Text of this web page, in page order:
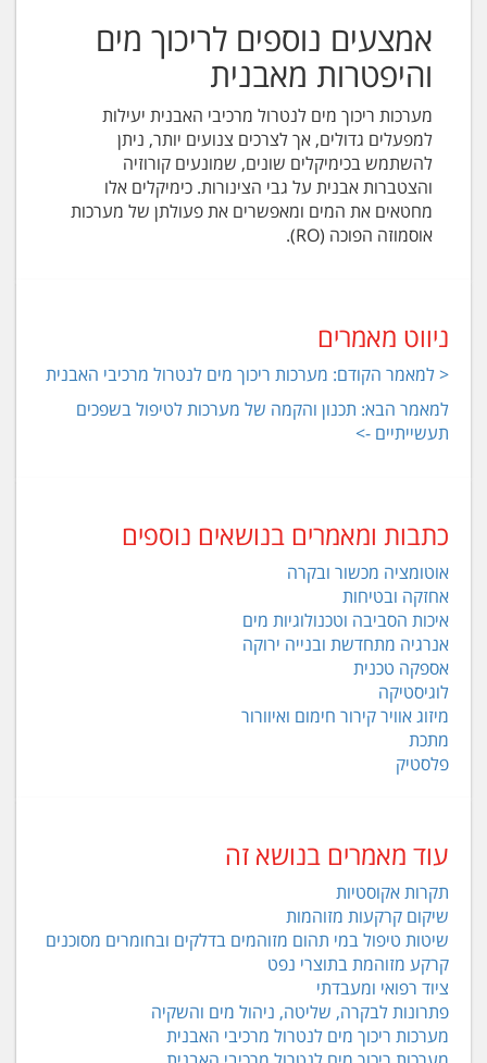
אמצעים נוספים לריכוך מים
והיפטרות מאבנית
מערכות ריכוך מים לנטרול מרכיבי האבנית יעילות
למפעלים גדולים, אך לצרכים צנועים יותר, ניתן
להשתמש בכימיקלים שונים, שמונעים קורוזיה
והצטברות אבנית על גבי הצינורות. כימיקלים אלו
מחטאים את המים ומאפשרים את פעולתן של מערכות
אוסמוזה הפוכה (RO).
ניווט מאמרים
< למאמר הקודם: מערכות ריכוך מים לנטרול מרכיבי האבנית
למאמר הבא: תכנון והקמה של מערכות לטיפול בשפכים
תעשייתיים ->
כתבות ומאמרים בנושאים נוספים
אוטומציה מכשור ובקרה
אחזקה ובטיחות
איכות הסביבה וטכנולוגיות מים
אנרגיה מתחדשת ובנייה ירוקה
אספקה טכנית
לוגיסטיקה
מיזוג אוויר קירור חימום ואיוורור
מתכת
פלסטיק
עוד מאמרים בנושא זה
תקרות אקוסטיות
שיקום קרקעות מזוהמות
שיטות טיפול במי תהום מזוהמים בדלקים ובחומרים מסוכנים
קרקע מזוהמת בתוצרי נפט
ציוד רפואי ומעבדתי
פתרונות לבקרה, שליטה, ניהול מים והשקיה
מערכות ריכוך מים לנטרול מרכיבי האבנית